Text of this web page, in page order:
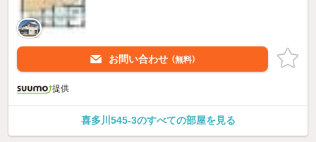
お問い合わせ （無料）
提供
喜多川545-3のすべての部屋を見る